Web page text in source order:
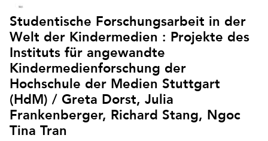
Studentische Forschungsarbeit in der
Welt der Kindermedien : Projekte des
Instituts für angewandte
Kindermedienforschung der
Hochschule der Medien Stuttgart
(HdM) / Greta Dorst, Julia
Frankenberger, Richard Stang, Ngoc
Tina Tran